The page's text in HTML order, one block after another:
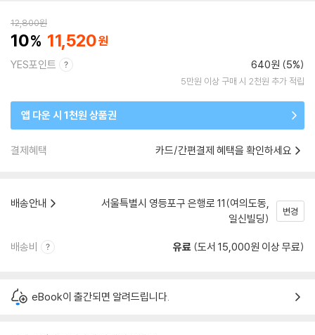
12,800원
10 11,520
YES포인트 640원 (5%)
5만원 이상 구매 시 2천원 추가 적립
앱 다운 시 1천원 상품권
결제혜택 카드/간편결제 혜택을 확인하세요
배송안내
서울특별시 영등포구 은행로 11(여의도동,
일신빌딩)
변경
배송비 유료 (도서 15,000원 이상 무료)
eBook이 출간되면 알려드립니다.